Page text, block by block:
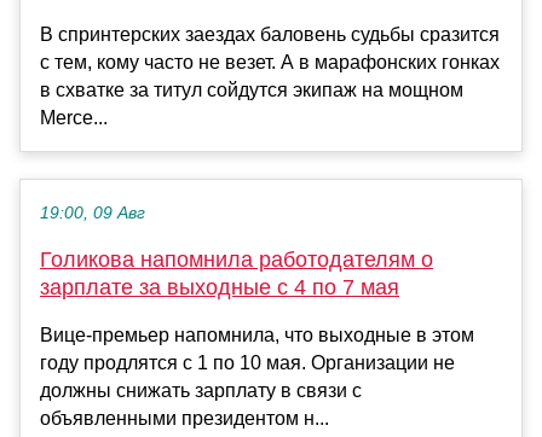
В спринтерских заездах баловень судьбы сразится
с тем, кому часто не везет. А в марафонских гонках
в схватке за титул сойдутся экипаж на мощном
Merce...
19:00, 09 Авг
Голикова напомнила работодателям о
зарплате за выходные с 4 по 7 мая
Вице-премьер напомнила, что выходные в этом
году продлятся с 1 по 10 мая. Организации не
должны снижать зарплату в связи с
объявленными президентом н...